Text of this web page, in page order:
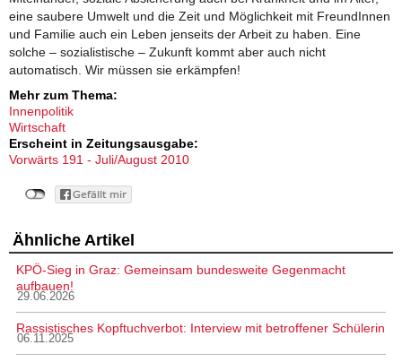
eine saubere Umwelt und die Zeit und Möglichkeit mit FreundInnen
und Familie auch ein Leben jenseits der Arbeit zu haben. Eine
solche – sozialistische – Zukunft kommt aber auch nicht
automatisch. Wir müssen sie erkämpfen!
Mehr zum Thema:
Innenpolitik
Wirtschaft
Erscheint in Zeitungsausgabe:
Vorwärts 191 - Juli/August 2010
Ähnliche Artikel
KPÖ-Sieg in Graz: Gemeinsam bundesweite Gegenmacht
aufbauen!
29.06.2026
Rassistisches Kopftuchverbot: Interview mit betroffener Schülerin
06.11.2025